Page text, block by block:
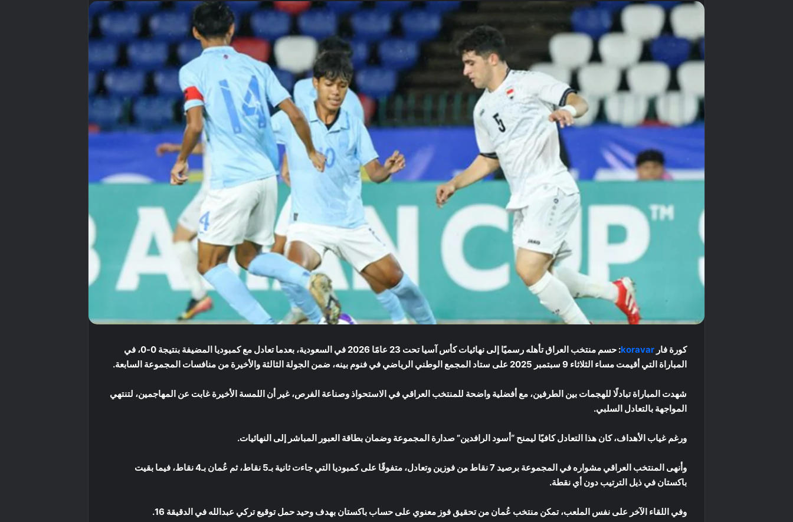
كورة فارkoravar
: حسم منتخب العراق تأهله رسميًا إلى نهائيات كأس آسيا تحت 23 عامًا 2026 في السعودية، بعدما تعادل مع كمبوديا المضيفة بنتيجة 0-0، في
المباراة التي أقيمت مساء الثلاثاء 9 سبتمبر 2025 على ستاد المجمع الوطني الرياضي في فنوم بينه، ضمن الجولة الثالثة والأخيرة من منافسات المجموعة السابعة.
شهدت المباراة تبادلًا للهجمات بين الطرفين، مع أفضلية واضحة للمنتخب العراقي في الاستحواذ وصناعة الفرص، غير أن اللمسة الأخيرة غابت عن المهاجمين، لتنتهي
المواجهة بالتعادل السلبي.
ورغم غياب الأهداف، كان هذا التعادل كافيًا ليمنح “أسود الرافدين” صدارة المجموعة وضمان بطاقة العبور المباشر إلى النهائيات.
وأنهى المنتخب العراقي مشواره في المجموعة برصيد 7 نقاط من فوزين وتعادل، متفوقًا على كمبوديا التي جاءت ثانية بـ5 نقاط، ثم عُمان بـ4 نقاط، فيما بقيت
باكستان في ذيل الترتيب دون أي نقطة.
وفي اللقاء الآخر على نفس الملعب، تمكن منتخب عُمان من تحقيق فوز معنوي على حساب باكستان بهدف وحيد حمل توقيع تركي عبدالله في الدقيقة 16.